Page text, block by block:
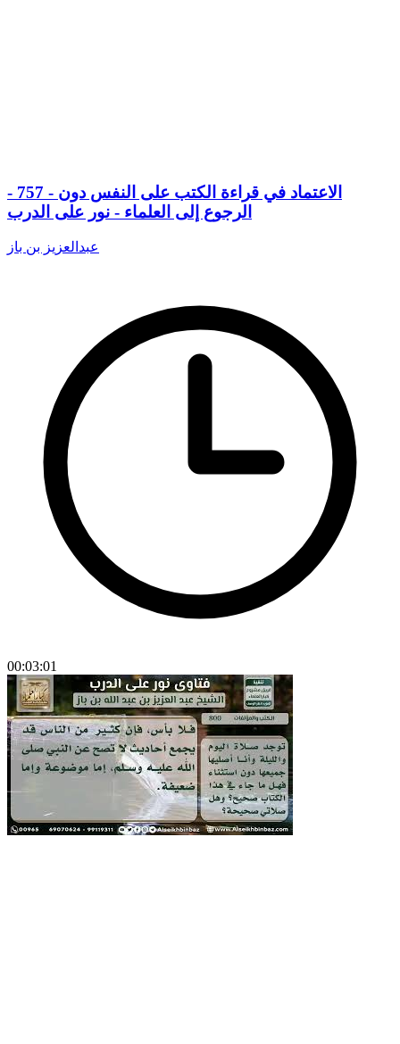
- 757 - الاعتماد في قراءة الكتب على النفس دون
الرجوع إلى العلماء - نور على الدرب
عبدالعزيز بن باز
00:03:01